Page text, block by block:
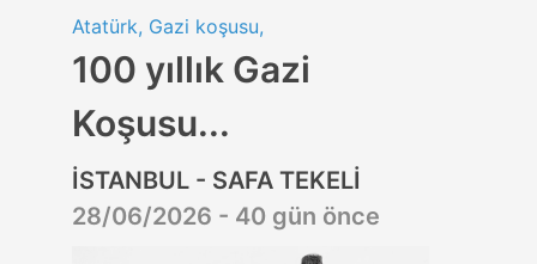
Atatürk, Gazi koşusu,
100 yıllık Gazi
Koşusu...
İSTANBUL - SAFA TEKELİ
28/06/2026 - 40 gün önce